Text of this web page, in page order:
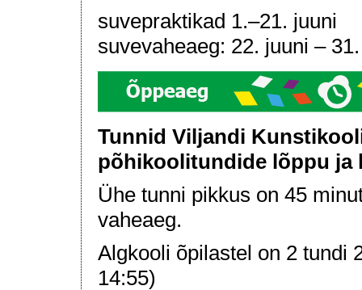
suvepraktikad 1.–21. juuni
suvevaheaeg: 22. juuni –
Tunnid Viljandi
põhikoolitundide lõppu ja
Ühe tunni pikkus on 45
vaheaeg.
Algkooli õpilastel on 2 tundi
14:55)